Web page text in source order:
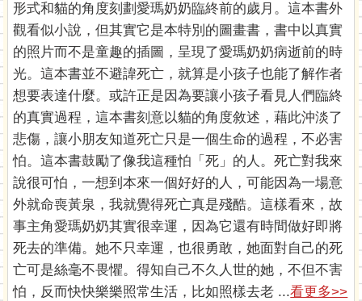
形式和貓的角度刻劃愛瑪奶奶臨終前的歲月。這本書外
觀看似小說，但其實它是本特別的圖畫書，書中以真實
的照片而不是童趣的插圖，呈現了愛瑪奶奶病逝前的時
光。這本書並不避諱死亡，就算是小孩子也能了解作者
想要表達什麼。或許正是因為要讓小孩子看見人們臨終
的真實過程，這本書刻意以貓的角度敘述，藉此沖淡了
悲傷，讓小朋友知道死亡只是一個生命的過程，不必害
怕。這本書鼓勵了像我這種怕「死」的人。死亡對我來
說很可怕，一想到本來一個好好的人，可能因為一場意
外就命喪黃泉，我就覺得死亡真是殘酷。這樣看來，故
事主角愛瑪奶奶其實很幸運，因為它還有時間做好即將
死去的準備。她不只幸運，也很勇敢，她面對自己的死
亡可是絲毫不畏懼。得知自己不久人世的她，不但不害
怕，反而快快樂樂照常生活，比如照樣去老 ...看更多>>